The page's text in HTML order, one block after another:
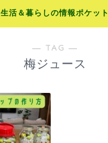
生活＆暮らしの情報ポケット
― TAG ―
梅ジュース